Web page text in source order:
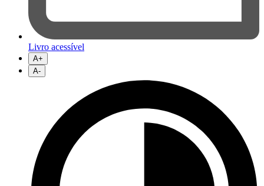
Livro acessível
A+
A-